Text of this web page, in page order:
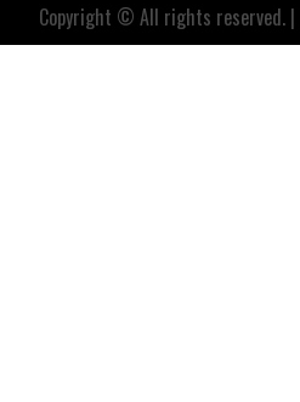
Copyright © All rights reserved. |